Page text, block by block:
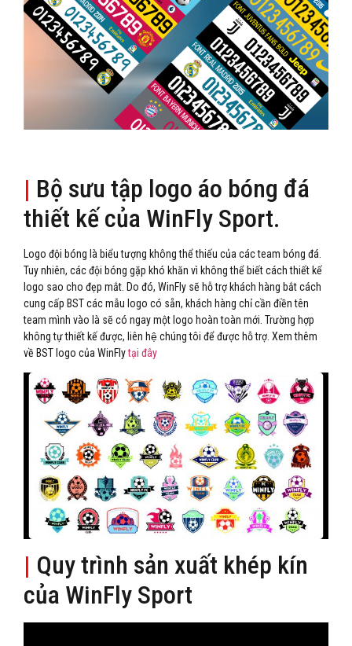
| Bộ sưu tập logo áo bóng đá
thiết kế của WinFly Sport.
Logo đội bóng là biểu tượng không thể thiếu của các team bóng đá.
Tuy nhiên, các đội bóng gặp khó khăn vì không thể biết cách thiết kế
logo sao cho đẹp mắt. Do đó, WinFly sẽ hỗ trợ khách hàng bắt cách
cung cấp BST các mẫu logo có sẵn, khách hàng chỉ cần điền tên
team mình vào là sẽ có ngay một logo hoàn toàn mới. Trường hợp
không tự thiết kế được, liên hệ chúng tôi để được hỗ trợ. Xem thêm
về BST logo của WinFlytại đây
| Quy trình sản xuất khép kín
của WinFly Sport